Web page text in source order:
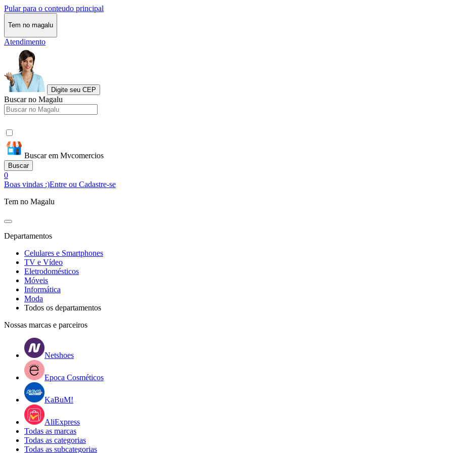
Pular para o conteudo principal
Tem no magalu
Atendimento
Digite seu CEP
Buscar no Magalu
Buscar em Mvcomercios
Buscar
0
Boas vindas :)Entre ou Cadastre-se
Tem no Magalu
Departamentos
Celulares e Smartphones
TV e Vídeo
Eletrodomésticos
Móveis
Informática
Moda
Todos os departamentos
Nossas marcas e parceiros
Netshoes
Epoca Cosméticos
KaBuM!
AliExpress
Todas as marcas
Todas as categorias
Todas as subcategorias